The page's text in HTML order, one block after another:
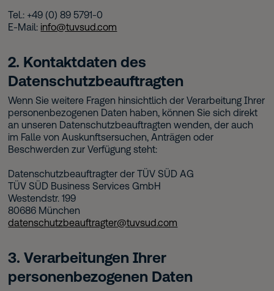
Tel.: +49 (0) 89 5791-0
E-Mail: info@tuvsud.com
2. Kontaktdaten des
Datenschutzbeauftragten
Wenn Sie weitere Fragen hinsichtlich der Verarbeitung Ihrer
personenbezogenen Daten haben, können Sie sich direkt
an unseren Datenschutzbeauftragten wenden, der auch
im Falle von Auskunftsersuchen, Anträgen oder
Beschwerden zur Verfügung steht:
Datenschutzbeauftragter der TÜV SÜD AG
TÜV SÜD Business Services GmbH
Westendstr. 199
80686 München
datenschutzbeauftragter@tuvsud.com
3. Verarbeitungen Ihrer
personenbezogenen Daten